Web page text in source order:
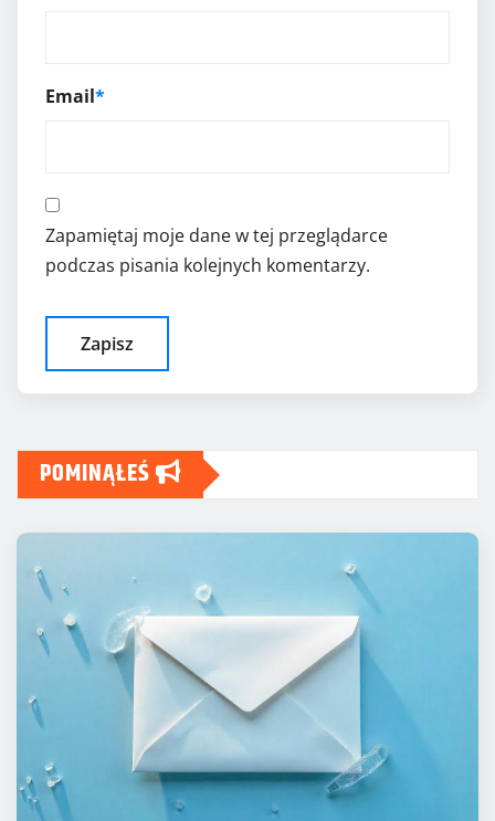
Email*
Zapamiętaj moje dane w tej przeglądarce
podczas pisania kolejnych komentarzy.
POMINĄŁEŚ